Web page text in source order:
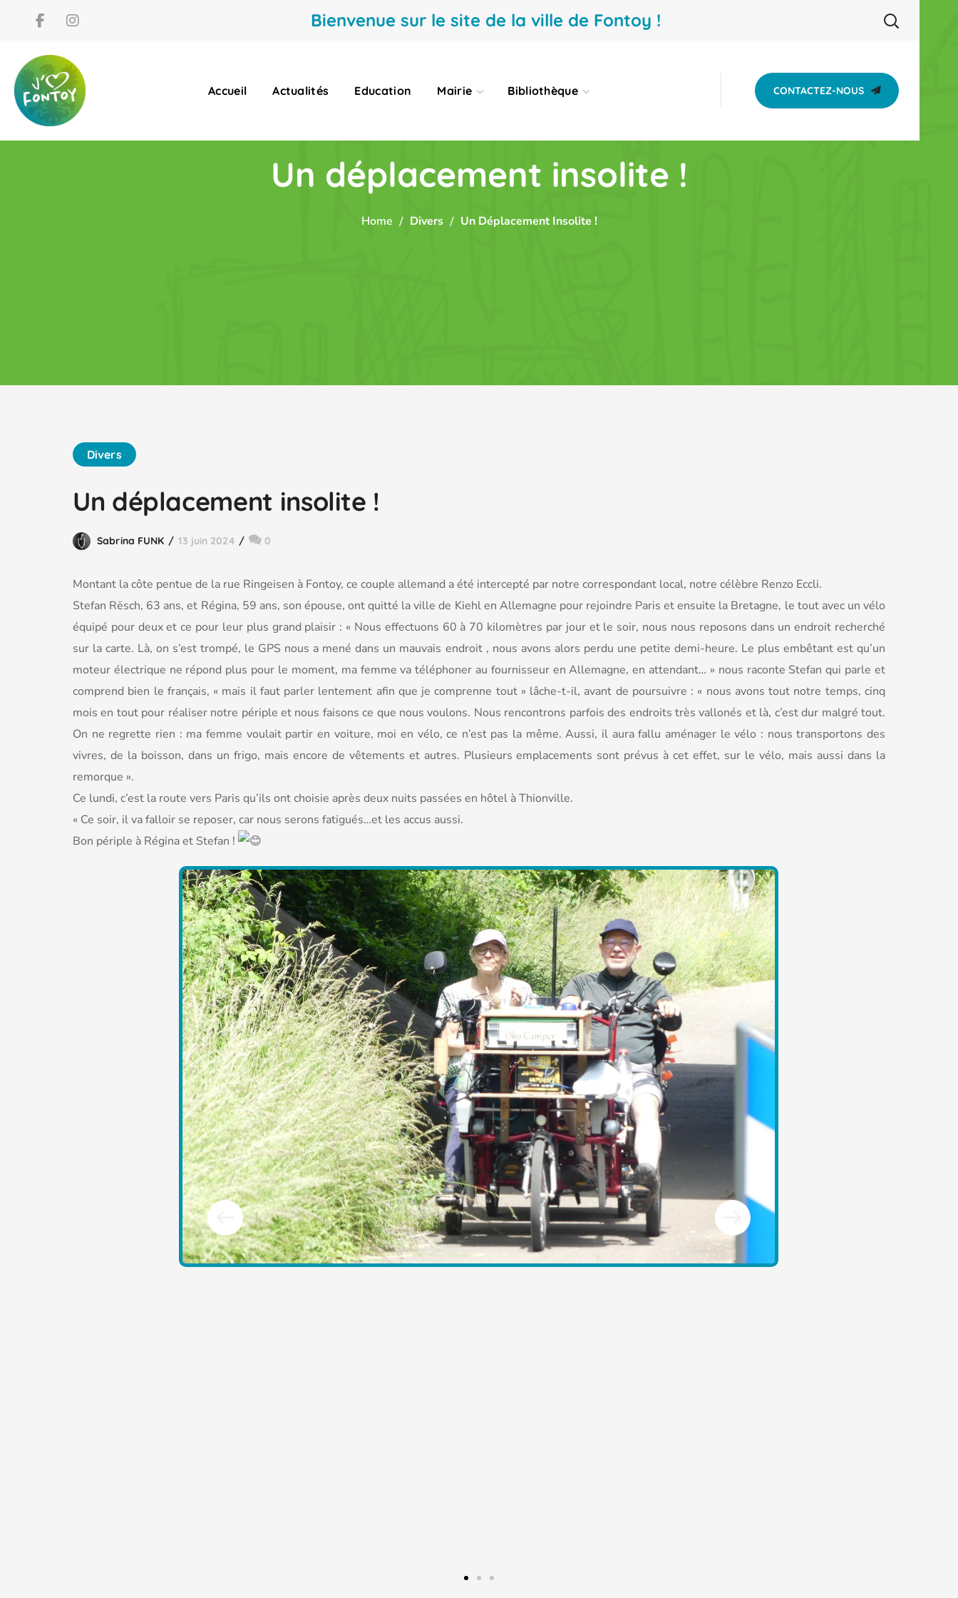
Bienvenue sur le site de la ville de Fontoy !
Accueil Actualités Education Mairie Bibliothèque CONTACTEZ-NOUS
Un déplacement insolite !
Home Divers Un Déplacement Insolite !
Divers
Un déplacement insolite !
Sabrina FUNK 13 juin 2024 0
Montant la côte pentue de la rue Ringeisen à Fontoy, ce couple allemand a été intercepté par notre correspondant local, notre célèbre Renzo Eccli.
Stefan Rësch, 63 ans, et Régina, 59 ans, son épouse, ont quitté la ville de Kiehl en Allemagne pour rejoindre Paris et ensuite la Bretagne, le tout avec un vélo
équipé pour deux et ce pour leur plus grand plaisir : « Nous effectuons 60 à 70 kilomètres par jour et le soir, nous nous reposons dans un endroit recherché
sur la carte. Là, on s’est trompé, le GPS nous a mené dans un mauvais endroit , nous avons alors perdu une petite demi-heure. Le plus embêtant est qu’un
moteur électrique ne répond plus pour le moment, ma femme va téléphoner au fournisseur en Allemagne, en attendant… » nous raconte Stefan qui parle et
comprend bien le français, « mais il faut parler lentement afin que je comprenne tout » lâche-t-il, avant de poursuivre : « nous avons tout notre temps, cinq
mois en tout pour réaliser notre périple et nous faisons ce que nous voulons. Nous rencontrons parfois des endroits très vallonés et là, c’est dur malgré tout.
On ne regrette rien : ma femme voulait partir en voiture, moi en vélo, ce n’est pas la même. Aussi, il aura fallu aménager le vélo : nous transportons des
vivres, de la boisson, dans un frigo, mais encore de vêtements et autres. Plusieurs emplacements sont prévus à cet effet, sur le vélo, mais aussi dans la
remorque ».
Ce lundi, c’est la route vers Paris qu’ils ont choisie après deux nuits passées en hôtel à Thionville.
« Ce soir, il va falloir se reposer, car nous serons fatigués…et les accus aussi.
Bon périple à Régina et Stefan !